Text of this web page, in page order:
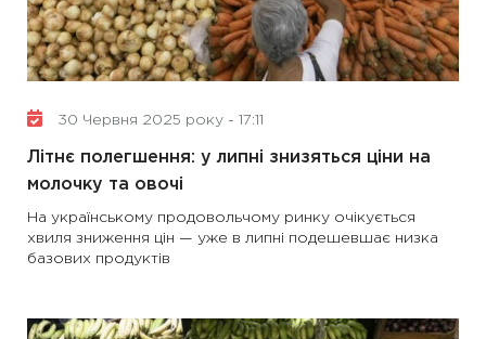
30 Червня 2025 року - 17:11
Літнє полегшення: у липні знизяться ціни на
молочку та овочі
На українському продовольчому ринку очікується
хвиля зниження цін — уже в липні подешевшає низка
базових продуктів